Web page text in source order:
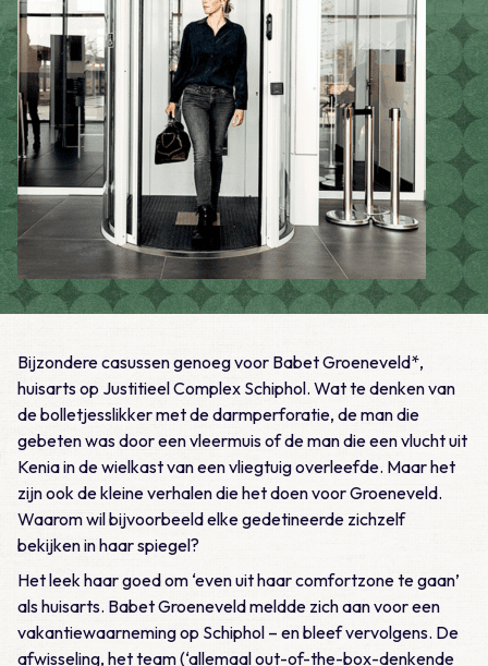
Bijzondere casussen genoeg voor Babet Groeneveld*,
huisarts op Justitieel Complex Schiphol. Wat te denken van
de bolletjesslikker met de darmperforatie, de man die
gebeten was door een vleermuis of de man die een vlucht uit
Kenia in de wielkast van een vliegtuig overleefde. Maar het
zijn ook de kleine verhalen die het doen voor Groeneveld.
Waarom wil bijvoorbeeld elke gedetineerde zichzelf
bekijken in haar spiegel?
Het leek haar goed om ‘even uit haar comfortzone te gaan’
als huisarts. Babet Groeneveld meldde zich aan voor een
vakantiewaarneming op Schiphol – en bleef vervolgens. De
afwisseling, het team (‘allemaal out-of-the-box-denkende